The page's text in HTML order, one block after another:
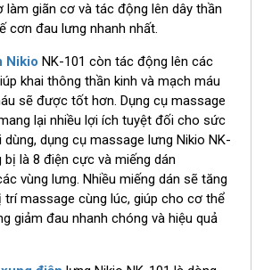
làm giãn cơ và tác động lên dây thần
cơn đau lưng nhanh nhất.
Nikio NK-101 còn tác động lên các
khai thông thần kinh và mạch máu
sẽ được tốt hơn. Dụng cụ massage
lại nhiều lợi ích tuyệt đối cho sức
dụng cụ massage lưng Nikio NK-
là 8 điện cực và miếng dán
vùng lưng. Nhiều miếng dán sẽ tăng
massage cùng lúc, giúp cho cơ thể
giảm đau nhanh chóng và hiệu quả